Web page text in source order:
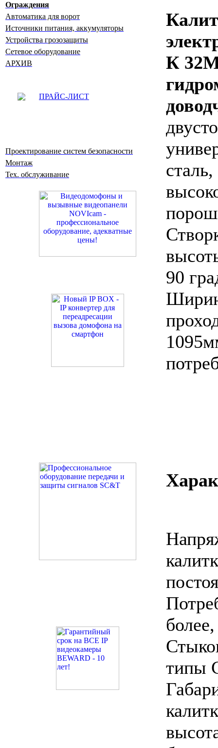
Ограждения
Автоматика для ворот
Источники питания, аккумуляторы
Устройства грозозащиты
Сетевое оборудование
АРХИВ
ПРАЙС-ЛИСТ
Проектирование систем безопасности
Монтаж
Тех. обслуживание
К
90
типы